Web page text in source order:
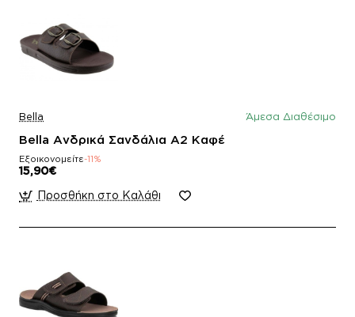
Bella Άμεσα Διαθέσιμο
Bella Ανδρικά Σανδάλια Α2 Καφέ
Εξοικονομείτε-11%
15,90€
Προσθήκη στο Καλάθι